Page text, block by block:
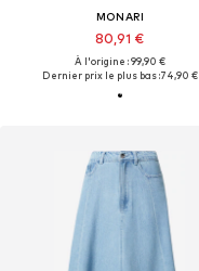
MONARI
80,91 €
À l'origine : 99,90 €
Dernier prix le plus bas :74,90 €